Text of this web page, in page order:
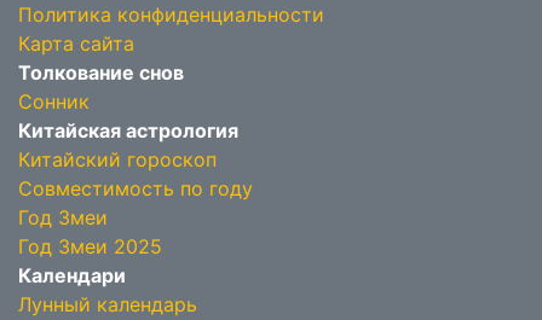
Политика конфиденциальности
Карта сайта
Толкование снов
Сонник
Китайская астрология
Китайский гороскоп
Совместимость по году
Год Змеи
Год Змеи 2025
Календари
Лунный календарь